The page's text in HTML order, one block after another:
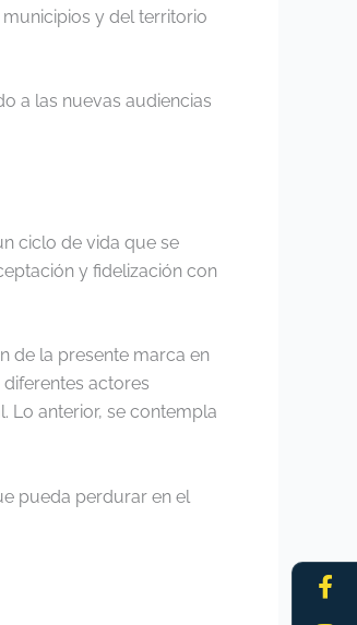
f
y del territorio
a las nuevas audiencias
ciclo de vida que se
y fidelización con
de la presente marca en
actores
Lo anterior, se contempla
pueda perdurar en el